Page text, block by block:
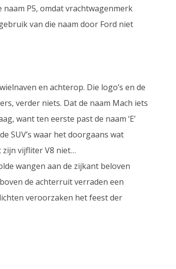
P5, omdat vrachtwagenmerk
van die naam door Ford niet
en achterop. Die logo’s en de
verder niets. Dat de naam Mach iets
want ten eerste past de naam ‘E’
SUV’s waar het doorgaans wat
vijfliter V8 niet…
wangen aan de zijkant beloven
de achterruit verraden een
veroorzaken het feest der